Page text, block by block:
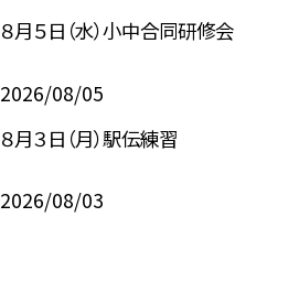
８月５日（水）小中合同研修会
2026/08/05
８月３日（月）駅伝練習
2026/08/03